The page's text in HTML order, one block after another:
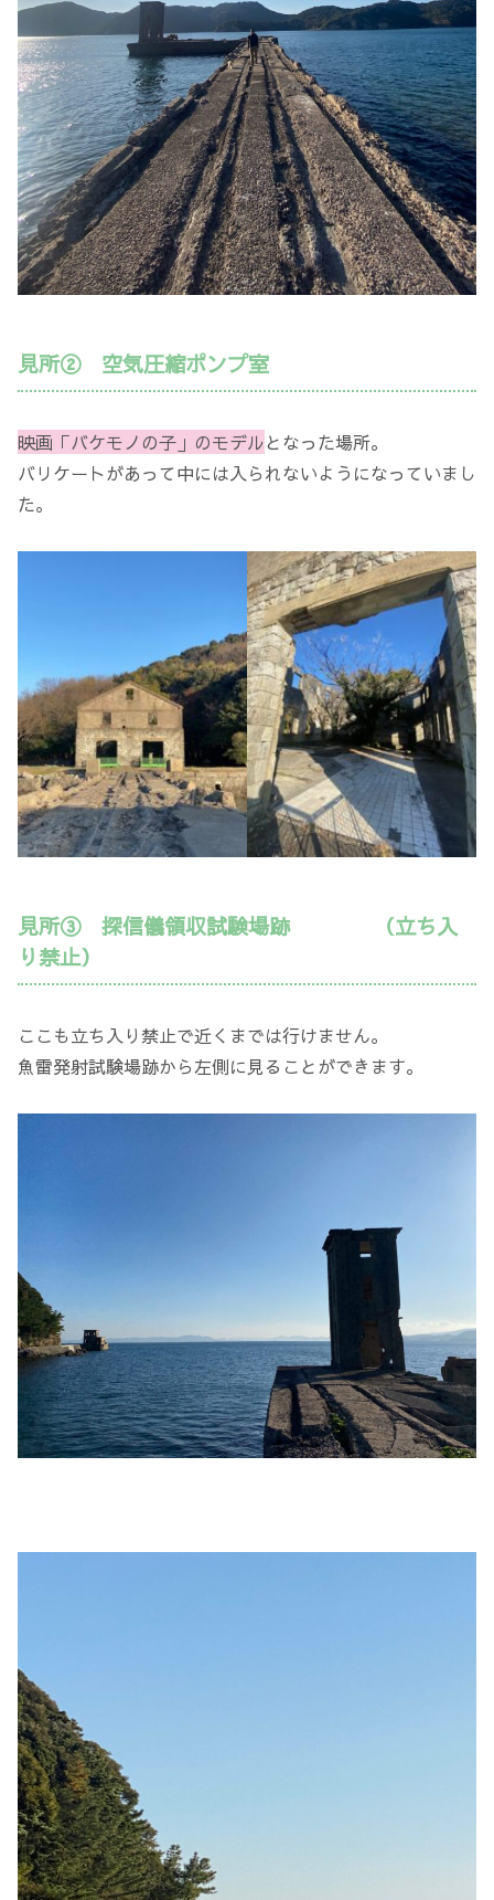
見所② 空気圧縮ポンプ室
映画「バケモノの子」のモデルとなった場所。
バリケートがあって中には入られないようになっていまし
た。
見所③ 探信儀領収試験場跡 （立ち入
り禁止）
ここも立ち入り禁止で近くまでは行けません。
魚雷発射試験場跡から左側に見ることができます。